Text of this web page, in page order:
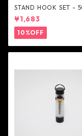
STAND HOOK SET -
ORKSHOP
¥1,683
10%OFF